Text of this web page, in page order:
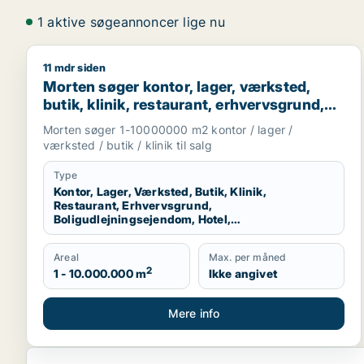
1 aktive søgeannoncer lige nu
Morten søger kontor, lager, værksted, butik,
11 mdr siden
Morten søger kontor, lager, værksted,
butik, klinik, restaurant, erhvervsgrund,
boligudlejningsejendom, hotel eller
produktionslokaler til salg i Region
Nordjylland
Morten søger 1-10000000 m2 kontor / lager /
værksted / butik / klinik til salg
Type
Kontor, Lager, Værksted, Butik, Klinik,
Restaurant, Erhvervsgrund,
Boligudlejningsejendom, Hotel,
Produktionslokaler
Areal
1 - 10.000.000 m2
Max. per måned
Ikke angivet
Mere info